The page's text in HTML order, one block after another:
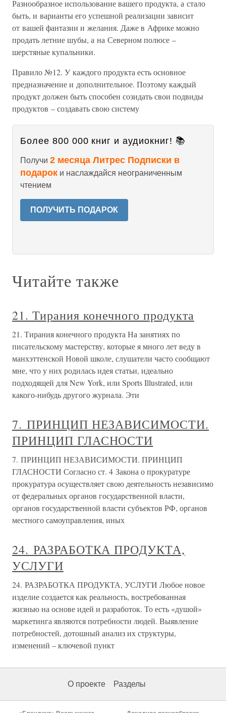
Разнообразное использование вашего продукта, а стало
быть, и варианты его успешной реализации зависит
от вашей фантазии и желания. Даже в Африке можно
продать летние шубы, а на Северном полюсе –
шерстяные купальники.
Правило №12. У каждого продукта есть основное
предназначение и дополнительное. Поэтому каждый
продукт должен быть способен созидать свои подвиды
продуктов – создавать свою систему
Более 800 000 книг и аудиокниг! 📚
Получи 2 месяца Литрес Подписки в
подарок и наслаждайся неограниченным
чтением
ПОЛУЧИТЬ ПОДАРОК
Читайте также
21. Тирания конечного продукта
21. Тирания конечного продукта На занятиях по
писательскому мастерству, которые я много лет веду в
манхэттенской Новой школе, слушатели часто сообщают
мне, что у них родилась идея статьи, идеально
подходящей для New York, или Sports Illustrated, или
какого-нибудь другого журнала. Эти
7. ПРИНЦИП НЕЗАВИСИМОСТИ.
ПРИНЦИП ГЛАСНОСТИ
7. ПРИНЦИП НЕЗАВИСИМОСТИ. ПРИНЦИП
ГЛАСНОСТИ Согласно ст. 4 Закона о прокуратуре
прокуратура осуществляет свою деятельность независимо
от федеральных органов государственной власти,
органов государственной власти субъектов РФ, органов
местного самоуправления, иных
24. РАЗРАБОТКА ПРОДУКТА,
УСЛУГИ
24. РАЗРАБОТКА ПРОДУКТА, УСЛУГИ Любое новое
изделие создается как реальность, востребованная
жизнью на основе идей и разработок. То есть «душой»
маркетинга являются потребности людей. Выявление
потребностей, дотошный анализ их структуры,
изменений – ключевой пункт
О проекте Разделы